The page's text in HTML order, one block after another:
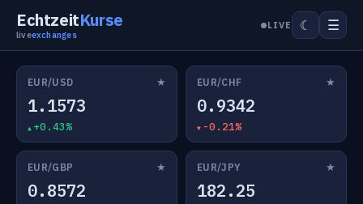
EchtzeitKurse
liveexchanges
LIVE ☾ ☰
EUR/USD ★
1.1573
+0.43%
EUR/CHF ★
0.9342
-0.21%
EUR/GBP ★
0.8572
EUR/JPY ★
182.25